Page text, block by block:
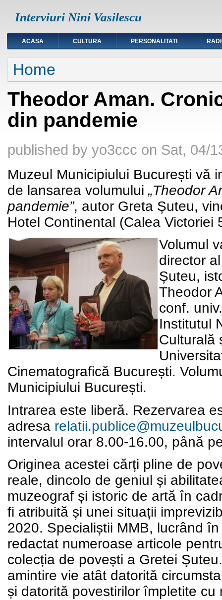
Interviuri Nini Vasilescu
ACASA CULTURA PERSONALITATI
You are here
Home
Theodor Aman.
din pandemie
published by yo3ccc on Sat, 04/
Muzeul Municipiului București vă
de lansarea volumului „Theodor
pandemie”, autor Greta Șuteu,
Hotel Continental (Calea Victoriei
Volumul
director
Șuteu,
Theodor
conf.
Institutul
Culturală
Cinematografică București.
Municipiului București.
Intrarea este liberă. Rezervarea
adresa
intervalul orar 8.00-16.00, până
Originea acestei cărți pline de
reale, dincolo de geniul și
muzeograf și istoric de artă în
fi atribuită și unei situații
2020. Specialiștii MMB, lucrând
redactat numeroase articole
colecția de povești a Gretei
amintire vie atât datorită
și datorită povestirilor împletite